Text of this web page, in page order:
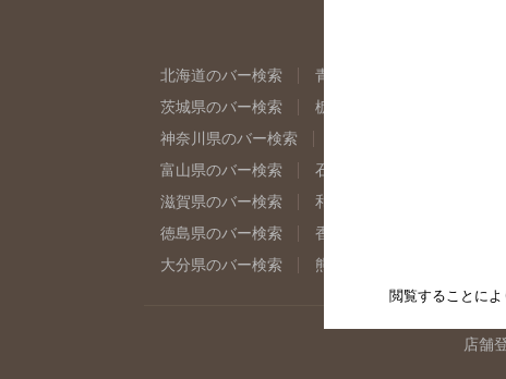
北海道のバー検索 青森県のバー検索
茨城県のバー検索
栃木県のバー検索
神奈川県のバー検索
富山県のバー検索
石川県のバー検索
滋賀県のバー検索
和歌山県のバー検索
徳島県のバー検索
香川県のバー検索
大分県のバー検索
熊本県のバー検索
店舗
閲覧することによ